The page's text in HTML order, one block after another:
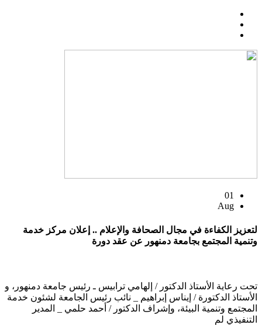
01
Aug
لتعزيز الكفاءة في مجال الصحافة والإعلام .. إعلان مركز خدمة
وتنمية المجتمع بجامعة دمنهور عن عقد دورة
تحت رعاية الأستاذ الدكتور / إلهامي ترابيس ـ رئيس جامعة دمنهور، و
الأستاذ الدكتورة / إيناس إبراهيم _ نائب رئيس الجامعة لشئون خدمة
المجتمع وتنمية البيئة، وإشراف الدكتور / أحمد حلمي _ المدير
التنفيذي لم